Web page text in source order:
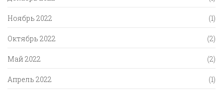
Ноябрь 2022 (1)
Октябрь 2022 (2)
Май 2022 (2)
Апрель 2022 (1)